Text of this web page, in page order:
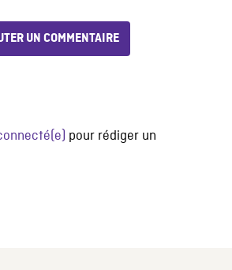
UN COMMENTAIRE
pour rédiger un